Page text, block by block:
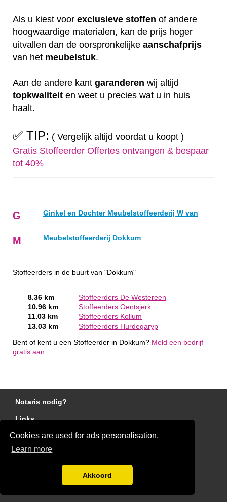
Cookies are used for ads personalisation.
Learn more
Akkoord
Als u kiest voor exclusieve stoffen of andere
hoogwaardige materialen, kan de prijs hoger
uitvallen dan de oorspronkelijke aanschafprijs
van het meubelstuk.
Aan de andere kant garanderen wij altijd
topkwaliteit en weet u precies wat u in huis
haalt.
✅ TIP: ( Vergelijk altijd voordat u koopt )
Gratis Stoffeerder Offertes ontvangen & bespaar
tot 40%
G Ginkel en Dochter Meubelstoffeerderij W van
M Meubelstoffeerderij Dokkum
Stoffeerders in de buurt van "Dokkum"
8.36 km
Stoffeerders De Westereen
10.96 km
Stoffeerders Oentsjerk
11.03 km
Stoffeerders Kollum
13.03 km
Stoffeerders Hurdegaryp
Bent of kent u een Stoffeerder in Dokkum? Meld een bedrijf
gratis aan
Notaris nodig?
Links
Gratis Stoffeerder Offertes Vergelijken
Disclaimer